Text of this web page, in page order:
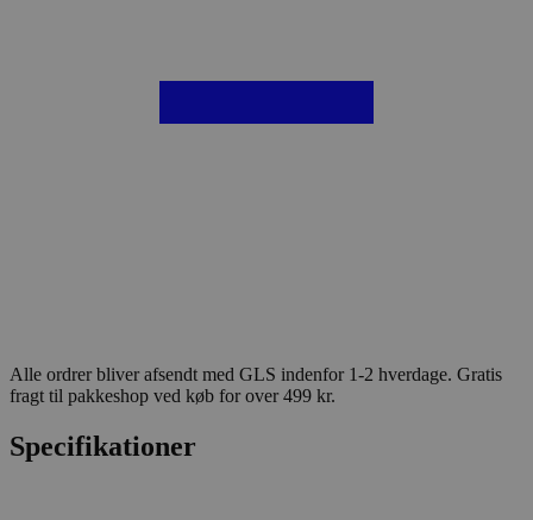
Alle ordrer bliver afsendt med GLS indenfor 1-2 hverdage. Gratis
fragt til pakkeshop ved køb for over 499 kr.
Specifikationer